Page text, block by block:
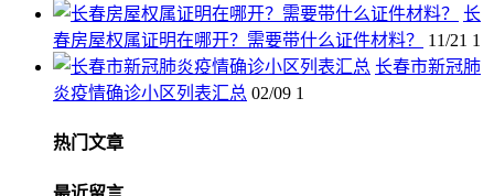
长
春房屋权属证明在哪开？需要带什么证件材料？
11/21 1
长春市新冠肺
炎疫情确诊小区列表汇总 02/09 1
热门文章